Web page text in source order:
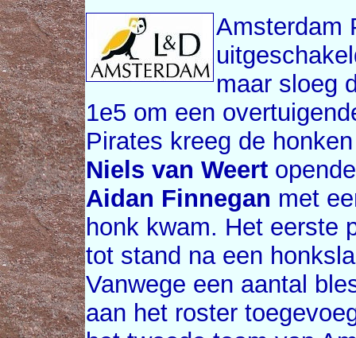
Amsterdam
maar sloeg
1e5 om een
Pirates kreeg de
Niels van Weert
Aidan Finnegan met
honk kwam. Het eerste
tot stand na een
Vanwege een aantal
aan het roster